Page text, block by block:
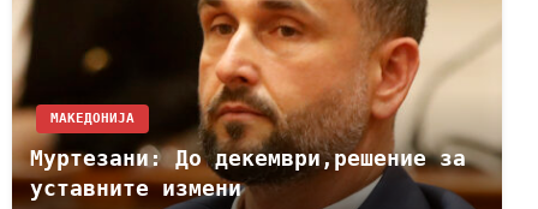
МАКЕДОНИЈА
Муртезани: До декември,решение за
уставните измени